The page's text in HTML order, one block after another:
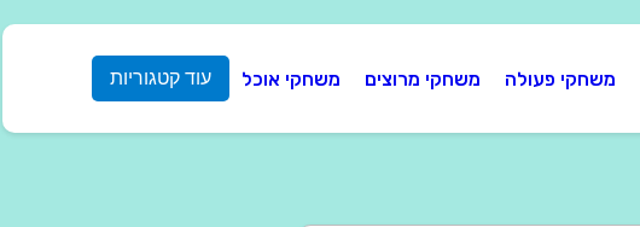
משחקי פעולה משחקי מרוצים משחקי אוכל עוד קטגוריות